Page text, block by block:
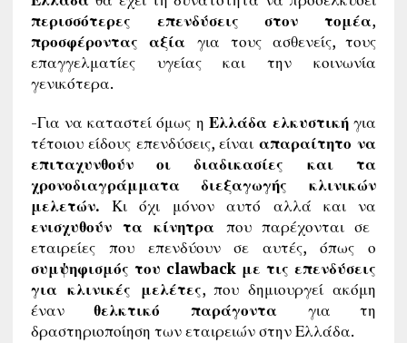
περισσότερες επενδύσεις στον τομέα,
προσφέροντας αξίαγια τους ασθενείς, τους
επαγγελματίες υγείας και την κοινωνία
γενικότερα.
-Για να καταστεί όμως η Ελλάδα ελκυστική για
τέτοιου είδους επενδύσεις, είναι απαραίτητο να
επιταχυνθούν οι διαδικασίες και τα
χρονοδιαγράμματα διεξαγωγής κλινικών
μελετών. Κι όχι μόνον αυτό αλλά και να
ενισχυθούν τα κίνητρα που παρέχονται σε
εταιρείες που επενδύουν σε αυτές, όπως ο
συμψηφισμός του clawback με τις επενδύσεις
για κλινικές μελέτες, που δημιουργεί ακόμη
ένανθελκτικό παράγοντα για τη
δραστηριοποίηση των εταιρειών στην Ελλάδα.